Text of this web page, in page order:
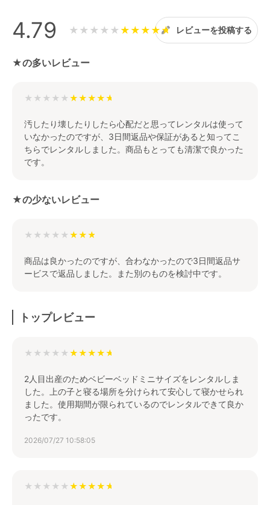
4.79 ★★★★★ レビューを投稿する
★の多いレビュー
★★★★★
汚したり壊したりしたら心配だと思ってレンタルは使って
いなかったのですが、3日間返品や保証があると知ってこ
ちらでレンタルしました。商品もとっても清潔で良かった
です。
★の少ないレビュー
★★★★★
商品は良かったのですが、合わなかったので3日間返品サ
ービスで返品しました。また別のものを検討中です。
トップレビュー
★★★★★
2人目出産のためベビーベッドミニサイズをレンタルしま
した。上の子と寝る場所を分けられて安心して寝かせられ
ました。使用期間が限られているのでレンタルできて良か
ったです。
2026/07/27 10:58:05
★★★★★